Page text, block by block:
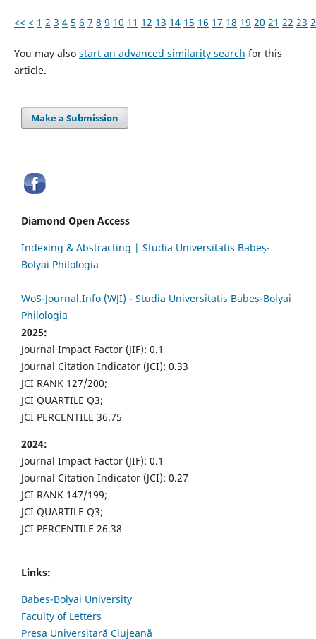
<< < 1 2 3 4 5 6 7 8 9 10 11 12 13 14 15 16 17 18 19 20 21 22 23
You may also start an advanced similarity search for this
article.
Make a Submission
Diamond Open Access
Indexing & Abstracting | Studia Universitatis Babeș-
Bolyai Philologia
WoS-Journal.Info (WJI) - Studia Universitatis Babeș-Bolyai
Philologia
2025:
Journal Impact Factor (JIF): 0.1
Journal Citation Indicator (JCI): 0.33
JCI RANK 127/200;
JCI QUARTILE Q3;
JCI PERCENTILE 36.75
2024:
Journal Impact Factor (JIF): 0.1
Journal Citation Indicator (JCI): 0.27
JCI RANK 147/199;
JCI QUARTILE Q3;
JCI PERCENTILE 26.38
Links:
Babes-Bolyai University
Faculty of Letters
Presa Universitară Clujeană